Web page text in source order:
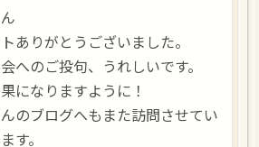
ありがとうございました。
へのご投句、うれしいです。
になりますように！
のブログへもまた訪問させてい
す。